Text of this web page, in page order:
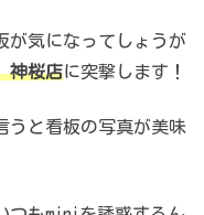
が気になってしょうが
神桜店に突撃します！
うと看板の写真が美味